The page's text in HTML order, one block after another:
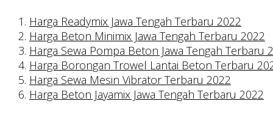
Harga Readymix Jawa Tengah Terbaru 2022
Harga Beton Minimix Jawa Tengah Terbaru 2022
Harga Sewa Pompa Beton Jawa Tengah Terbaru
Harga Borongan Trowel Lantai Beton Terbaru
Harga Sewa Mesin Vibrator Terbaru 2022
Harga Beton Jayamix Jawa Tengah Terbaru 2022